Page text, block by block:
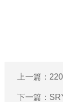
上一篇：
下一篇：